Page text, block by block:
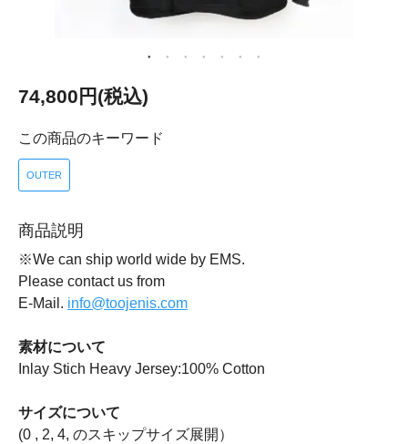
74,800円(税込)
この商品のキーワード
OUTER
商品説明
※We can ship world wide by EMS.
Please contact us from
E-Mail. info@toojenis.com
素材について
Inlay Stich Heavy Jersey:100% Cotton
サイズについて
(0 , 2, 4, のスキップサイズ展開）